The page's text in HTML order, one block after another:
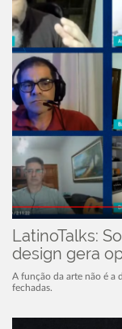
LatinoTalks:
design gera
A função da arte não é a
fechadas.